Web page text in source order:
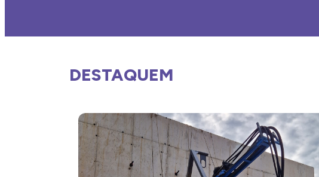
DESTAQUEM